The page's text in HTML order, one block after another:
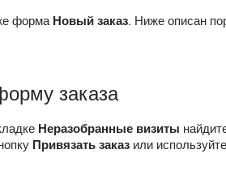
форма Новый заказ. Ниже описан
заказа
Неразобранные визиты
Привязать заказ или